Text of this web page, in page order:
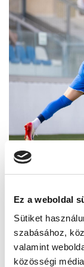
Ez a weboldal
Sütiket
szabásához,
valamint
közösségi